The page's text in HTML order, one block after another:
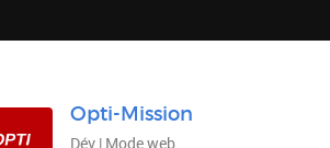
Opti-Mission
Dév | Mode web